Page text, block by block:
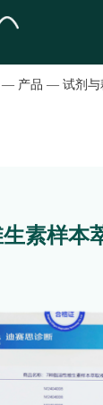
产品 — 试剂与
素样本